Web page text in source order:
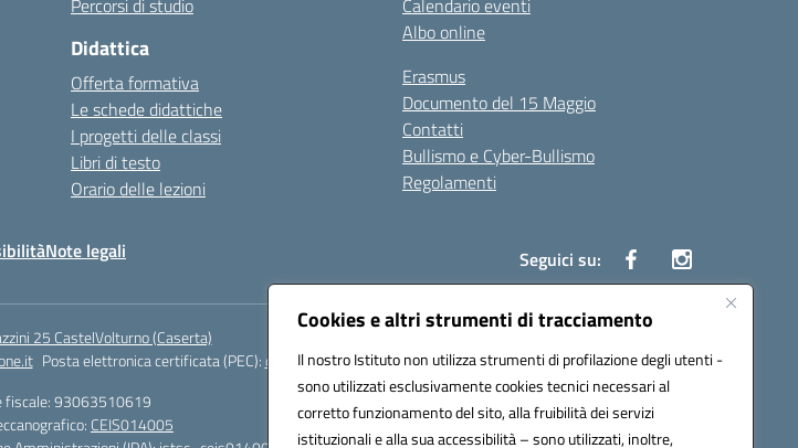
Cookies e altri strumenti di tracciamento
Il nostro Istituto non utilizza strumenti di profilazione degli utenti -
sono utilizzati esclusivamente cookies tecnici necessari al
corretto funzionamento del sito, alla fruibilità dei servizi
istituzionali e alla sua accessibilità – sono utilizzati, inoltre,
Percorsi di studio
Didattica
Offerta formativa
Le schede didattiche
I progetti delle classi
Libri di testo
Orario delle lezioni
Calendario eventi
Albo online
Erasmus
Documento del 15 Maggio
Contatti
Bullismo e Cyber-Bullismo
Regolamenti
Note legali Seguici su:
25 CastelVolturno (Caserta)
Posta elettronica certificata (PEC):ceis014005@pec.istruzione.it
fiscale: 93063510619
CEIS014005